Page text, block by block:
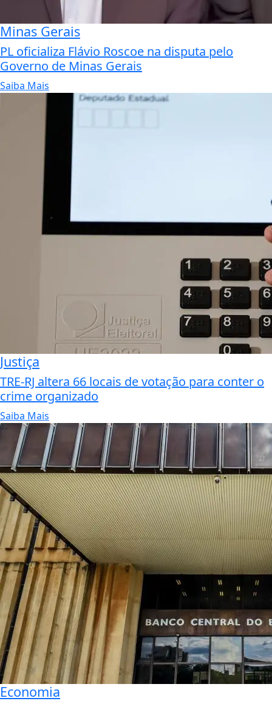
Minas Gerais
PL oficializa Flávio Roscoe na disputa pelo
Governo de Minas Gerais
Saiba Mais
Justiça
TRE-RJ altera 66 locais de votação para conter o
crime organizado
Saiba Mais
Economia